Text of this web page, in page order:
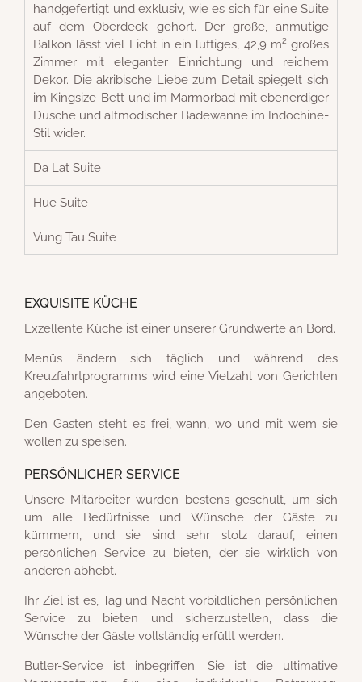
handgefertigt und exklusiv, wie es sich für eine Suite
auf dem Oberdeck gehört. Der große, anmutige
Balkon lässt viel Licht in ein luftiges, 42,9 m² großes
Zimmer mit eleganter Einrichtung und reichem
Dekor. Die akribische Liebe zum Detail spiegelt sich
im Kingsize-Bett und im Marmorbad mit ebenerdiger
Dusche und altmodischer Badewanne im Indochine-
Stil wider.
Da Lat Suite
Hue Suite
Vung Tau Suite
EXQUISITE KÜCHE
Exzellente Küche ist einer unserer Grundwerte an Bord.
Menüs ändern sich täglich und während des
Kreuzfahrtprogramms wird eine Vielzahl von Gerichten
angeboten.
Den Gästen steht es frei, wann, wo und mit wem sie
wollen zu speisen.
PERSÖNLICHER SERVICE
Unsere Mitarbeiter wurden bestens geschult, um sich
um alle Bedürfnisse und Wünsche der Gäste zu
kümmern, und sie sind sehr stolz darauf, einen
persönlichen Service zu bieten, der sie wirklich von
anderen abhebt.
Ihr Ziel ist es, Tag und Nacht vorbildlichen persönlichen
Service zu bieten und sicherzustellen, dass die
Wünsche der Gäste vollständig erfüllt werden.
Butler-Service ist inbegriffen. Sie ist die ultimative